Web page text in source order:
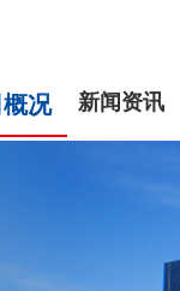
况 新闻资讯